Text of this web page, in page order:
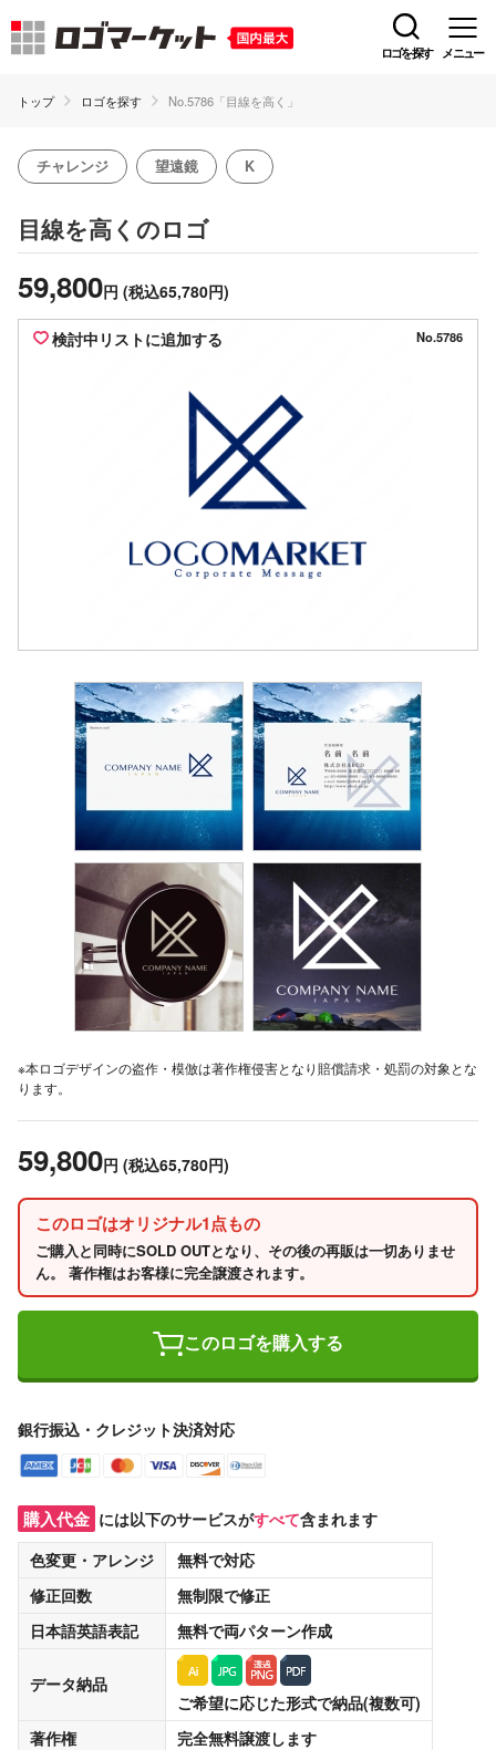
ロゴを探す メニュー
トップ ロゴを探す No.5786「目線を高く」
チャレンジ 望遠鏡 K
目線を高く のロゴ
59,800円 (税込65,780円)
検討中リストに追加する No.5786
※本ロゴデザインの盗作・模倣は著作権侵害となり賠償請求・処罰の対象とな
ります。
59,800円 (税込65,780円)
このロゴはオリジナル1点もの
ご購入と同時にSOLD OUTとなり、その後の再販は一切ありませ
ん。 著作権はお客様に完全譲渡されます。
このロゴを購入する
銀行振込・クレジット決済対応
購入代金 には以下のサービスがすべて含まれます
色変更・アレンジ
無料で対応
修正回数
無制限で修正
日本語英語表記
無料で両パターン作成
データ納品
ご希望に応じた形式で納品(複数可)
著作権
完全無料譲渡します